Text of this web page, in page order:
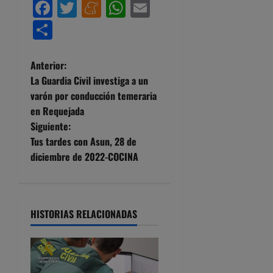
Facebook
Twitter
Meneame
WhatsApp
N
a
v
e
c
i
Anterior:
La Guardia Civil investiga a un
varón por conducción temeraria
en Requejada
Siguiente:
Tus tardes con Asun, 28 de
diciembre de 2022-COCINA
HISTORIAS RELACIONADAS